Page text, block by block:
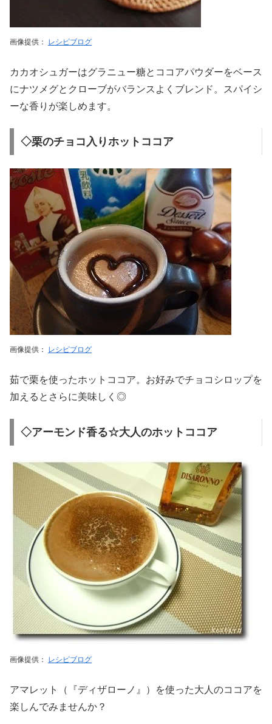
画像提供： レシピブログ
カカオシュガーはグラニュー糖とココアパウダーをベース
にナツメグとクローブがバランスよくブレンド。スパイシ
ーな香りが楽しめます。
◇栗のチョコ入りホットココア
画像提供： レシピブログ
茹で栗を使ったホットココア。お好みでチョコシロップを
加えるとさらに美味しく◎
◇アーモンド香る☆大人のホットココア
画像提供： レシピブログ
アマレット（『ディザローノ』）を使った大人のココアを
楽しんでみませんか？